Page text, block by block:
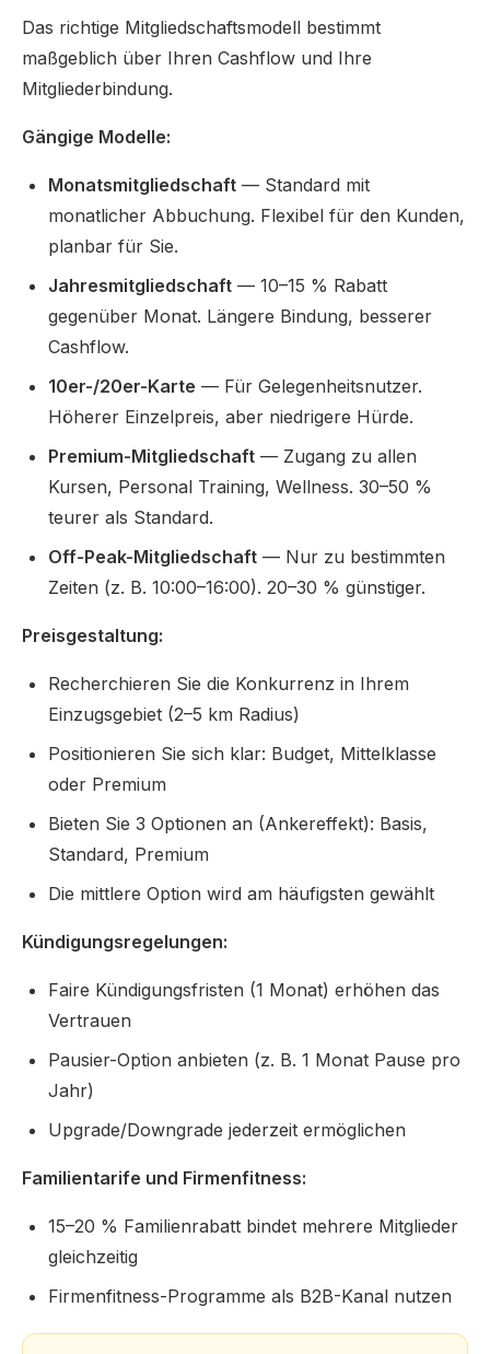
Das richtige Mitgliedschaftsmodell bestimmt
maßgeblich über Ihren Cashflow und Ihre
Mitgliederbindung.
Gängige Modelle:
Monatsmitgliedschaft — Standard mit
monatlicher Abbuchung. Flexibel für den Kunden,
planbar für Sie.
Jahresmitgliedschaft — 10–15 % Rabatt
gegenüber Monat. Längere Bindung, besserer
Cashflow.
10er-/20er-Karte — Für Gelegenheitsnutzer.
Höherer Einzelpreis, aber niedrigere Hürde.
Premium-Mitgliedschaft — Zugang zu allen
Kursen, Personal Training, Wellness. 30–50 %
teurer als Standard.
Off-Peak-Mitgliedschaft — Nur zu bestimmten
Zeiten (z. B. 10:00–16:00). 20–30 % günstiger.
Preisgestaltung:
Recherchieren Sie die Konkurrenz in Ihrem
Einzugsgebiet (2–5 km Radius)
Positionieren Sie sich klar: Budget, Mittelklasse
oder Premium
Bieten Sie 3 Optionen an (Ankereffekt): Basis,
Standard, Premium
Die mittlere Option wird am häufigsten gewählt
Kündigungsregelungen:
Faire Kündigungsfristen (1 Monat) erhöhen das
Vertrauen
Pausier-Option anbieten (z. B. 1 Monat Pause pro
Jahr)
Upgrade/Downgrade jederzeit ermöglichen
Familientarife und Firmenfitness:
15–20 % Familienrabatt bindet mehrere Mitglieder
gleichzeitig
Firmenfitness-Programme als B2B-Kanal nutzen